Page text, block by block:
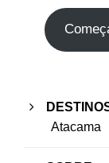
Atacama